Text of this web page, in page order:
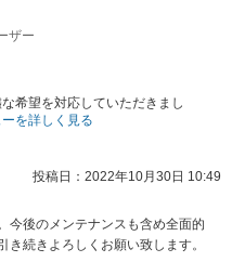
ザー
希望を対応していただきまし
を詳しく見る
投稿日：2022年10月30日 10:49
今後のメンテナンスも含め全面的
続きよろしくお願い致します。